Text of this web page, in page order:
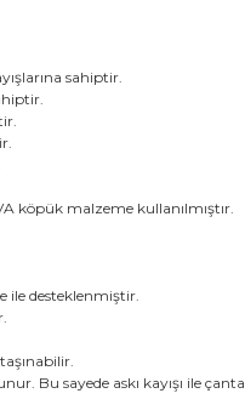
sahiptir.
köpük malzeme kullanılmıştır.
ile desteklenmiştir.
Bu sayede askı kayışı ile